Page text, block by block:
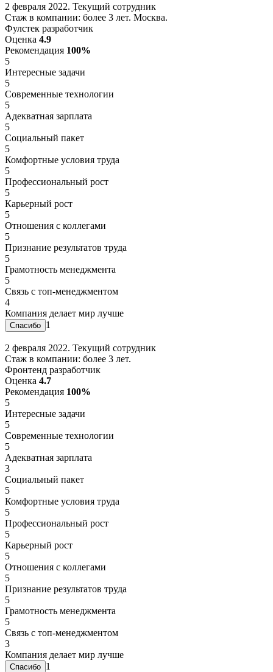
2 февраля 2022. Текущий сотрудник
Стаж в компании: более 3 лет. Москва.
Фулстек разработчик
Оценка 4.9
Рекомендация 100%
5
Интересные задачи
5
Современные технологии
5
Адекватная зарплата
5
Социальный пакет
5
Комфортные условия труда
5
Профессиональный рост
5
Карьерный рост
5
Отношения с коллегами
5
Признание результатов труда
5
Грамотность менеджмента
5
Связь с топ-менеджментом
4
Компания делает мир лучше
1
2 февраля 2022. Текущий сотрудник
Стаж в компании: более 3 лет.
Фронтенд разработчик
Оценка 4.7
Рекомендация 100%
5
Интересные задачи
5
Современные технологии
5
Адекватная зарплата
3
Социальный пакет
5
Комфортные условия труда
5
Профессиональный рост
5
Карьерный рост
5
Отношения с коллегами
5
Признание результатов труда
5
Грамотность менеджмента
5
Связь с топ-менеджментом
3
Компания делает мир лучше
1